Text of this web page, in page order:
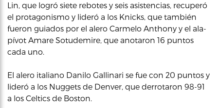
Lin, que logró siete rebotes y seis asistencias, recuperó
el protagonismo y lideró a los Knicks, que también
fueron guiados por el alero Carmelo Anthony y el ala-
pívot Amare Sotudemire, que anotaron 16 puntos
cada uno.
El alero italiano Danilo Gallinari se fue con 20 puntos y
lideró a los Nuggets de Denver, que derrotaron 98-91
a los Celtics de Boston.